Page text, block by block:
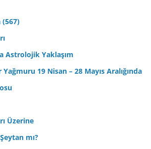
Astrolojik Yaklaşım
19 Nisan – 28 Mayıs Aralığında
Üzerine
mı?